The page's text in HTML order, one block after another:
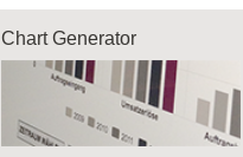
Seite hinzufügen
Übersicht öffnen
Chart Generator